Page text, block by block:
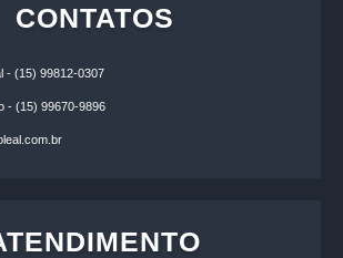
CONTATOS
- (15) 99812-0307
- (15) 99670-9896